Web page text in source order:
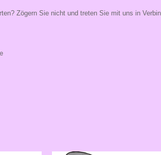
Zögern Sie nicht und treten Sie mit uns in